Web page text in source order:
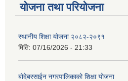
योजना तथा परियोजना
स्थानीय शिक्षा योजना २०८२-२०९१
मिति: 07/16/2026 - 21:33
बोदेबरसाईन नगरपालिकाको शिक्षा योजना